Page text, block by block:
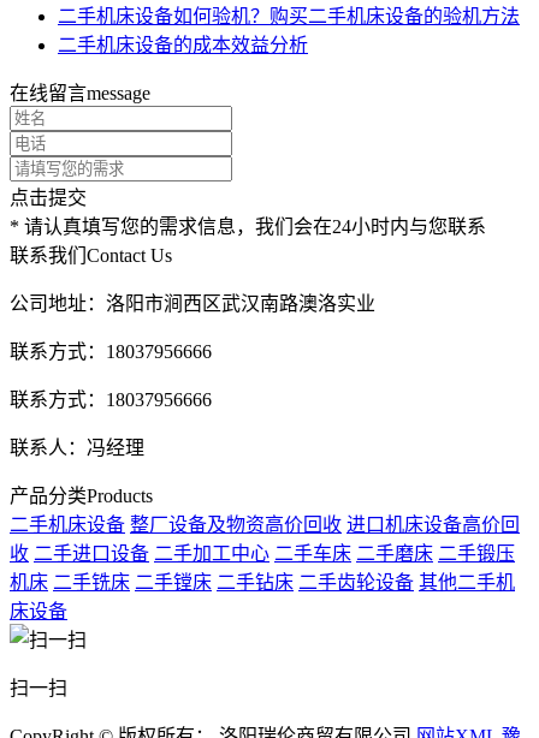
二手机床设备如何验机？购买二手机床设备的验机方法
二手机床设备的成本效益分析
在线留言message
点击提交
* 请认真填写您的需求信息，我们会在24小时内与您联系
联系我们 Contact Us
公司地址：洛阳市涧西区武汉南路澳洛实业
联系方式：18037956666
联系方式：18037956666
联系人：冯经理
产品分类Products
二手机床设备 整厂设备及物资高价回收 进口机床设备高价回
收 二手进口设备 二手加工中心 二手车床 二手磨床 二手锻压
机床 二手铣床 二手镗床 二手钻床 二手齿轮设备 其他二手机
床设备
扫一扫